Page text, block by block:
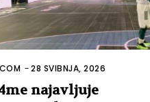
-28 SVIBNJA, 2026
najavljuje